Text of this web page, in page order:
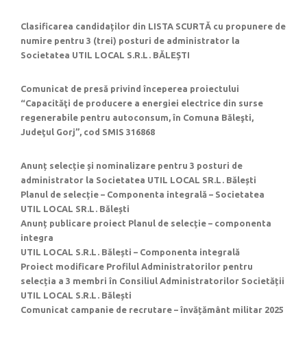
Clasificarea candidaților din LISTA SCURTĂ cu propunere de
numire pentru 3 (trei) posturi de administrator la
Societatea UTIL LOCAL S.R.L. BĂLEȘTI
Comunicat de presă privind începerea proiectului
“Capacităţi de producere a energiei electrice din surse
regenerabile pentru autoconsum, în Comuna Băleşti,
Judeţul Gorj”, cod SMIS 316868
Anunț selecție și nominalizare pentru 3 posturi de
administrator la Societatea UTIL LOCAL SR.L. Bălești
Planul de selecție – Componenta integrală – Societatea
UTIL LOCAL SR.L. Bălești
Anunț publicare proiect Planul de selecție – componenta
integra
UTIL LOCAL S.R.L. Bălești – Componenta integrală
Proiect modificare Profilul Administratorilor pentru
selecția a 3 membri în Consiliul Administratorilor Societății
UTIL LOCAL S.R.L. Bălești
Comunicat campanie de recrutare – învățământ militar 2025